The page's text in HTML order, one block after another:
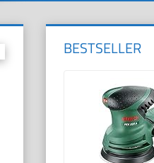
BESTSELLER